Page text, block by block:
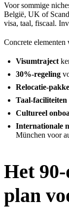
Voor sommige
België, UK of
visa, taal, fiscaal.
Concrete
Visumtraject
30%-regeling
Relocatie-
Taal-faciliteiten
Cultureel
Internationale
München voor
Het
plan